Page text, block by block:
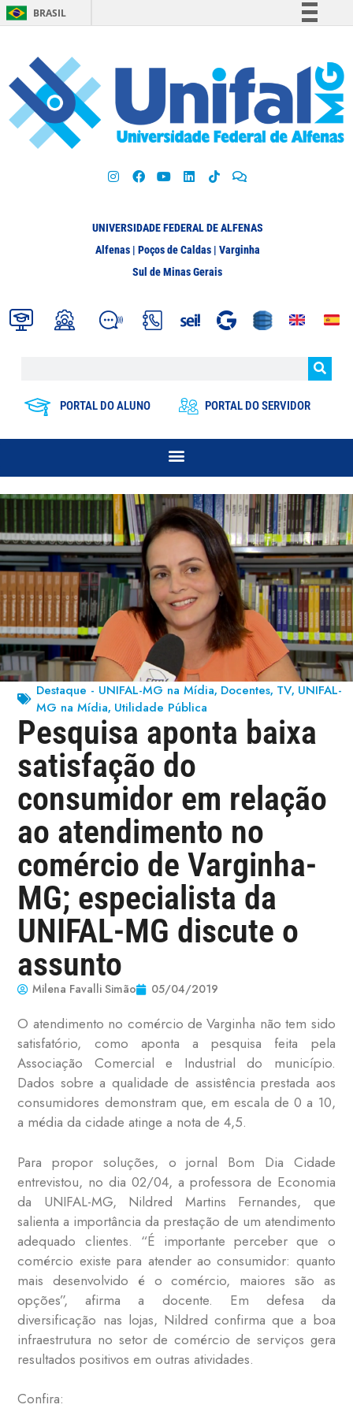
BRASIL
Participe
Acesso à informação
Legislação
UNIVERSIDADE FEDERAL DE ALFENAS
Alfenas | Poços de Caldas | Varginha
Sul de Minas Gerais
PORTAL DO ALUNO PORTAL DO SERVIDOR
Destaque - UNIFAL-MG na Mídia, Docentes, TV, UNIFAL-
MG na Mídia, Utilidade Pública
Pesquisa aponta baixa
satisfação do
consumidor em relação
ao atendimento no
comércio de Varginha-
MG; especialista da
UNIFAL-MG discute o
assunto
Milena Favalli Simão 05/04/2019
O atendimento no comércio de Varginha não tem sido
satisfatório, como aponta a pesquisa feita pela
Associação Comercial e Industrial do município.
Dados sobre a qualidade de assistência prestada aos
consumidores demonstram que, em escala de 0 a 10,
a média da cidade atinge a nota de 4,5.
Para propor soluções, o jornal Bom Dia Cidade
entrevistou, no dia 02/04, a professora de Economia
da UNIFAL-MG, Nildred Martins Fernandes, que
salienta a importância da prestação de um atendimento
adequado clientes. “É importante perceber que o
comércio existe para atender ao consumidor: quanto
mais desenvolvido é o comércio, maiores são as
opções”, afirma a docente. Em defesa da
diversificação nas lojas, Nildred confirma que a boa
infraestrutura no setor de comércio de serviços gera
resultados positivos em outras atividades.
Confira: